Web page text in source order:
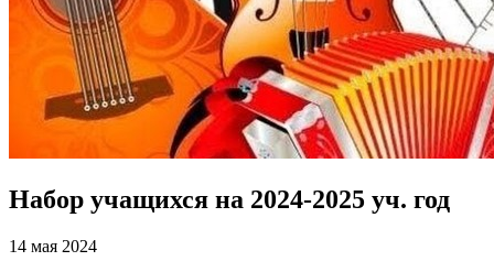
Набор учащихся на 2024-2025 уч. год
14 мая 2024